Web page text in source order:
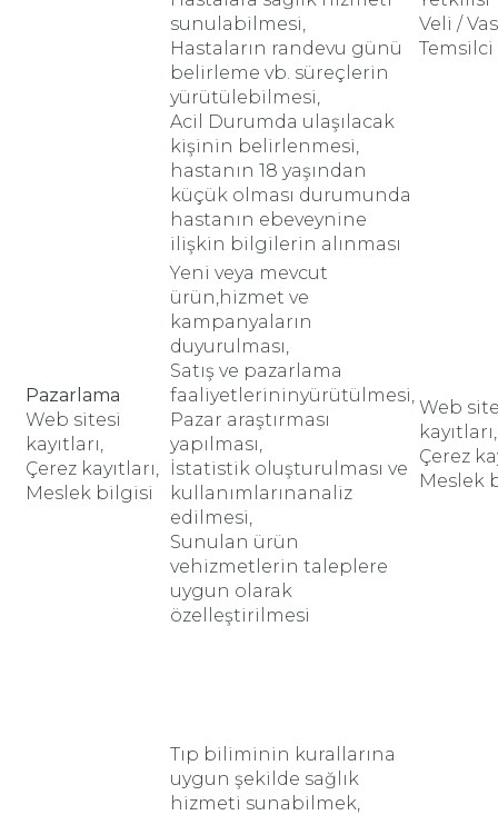
sunulabilmesi,
Hastaların randevu günü
belirleme vb. süreçlerin
yürütülebilmesi,
Acil Durumda ulaşılacak
kişinin belirlenmesi,
hastanın 18 yaşından
küçük olması durumunda
hastanın ebeveynine
ilişkin bilgilerin alınması
Veli /
Temsilci
Pazarlama
Web sitesi
kayıtları,
Çerez kayıtları,
Meslek bilgisi
Yeni veya mevcut
ürün,hizmet ve
kampanyaların
duyurulması,
Satış ve pazarlama
faaliyetlerininyürütülmesi,
Pazar araştırması
yapılması,
İstatistik oluşturulması ve
kullanımlarınanaliz
edilmesi,
Sunulan ürün
vehizmetlerin taleplere
uygun olarak
özelleştirilmesi
Web
kayıtları,
Çerez
Meslek
Tıp biliminin kurallarına
uygun şekilde sağlık
hizmeti sunabilmek,